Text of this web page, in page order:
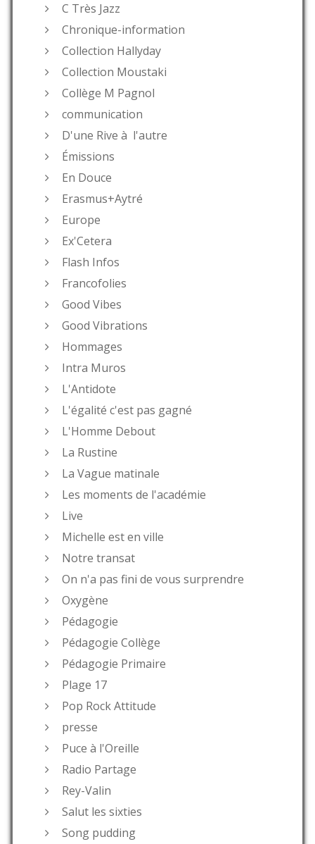
C Très Jazz
Chronique-information
Collection Hallyday
Collection Moustaki
Collège M Pagnol
communication
D'une Rive à l'autre
Émissions
En Douce
Erasmus+Aytré
Europe
Ex'Cetera
Flash Infos
Francofolies
Good Vibes
Good Vibrations
Hommages
Intra Muros
L'Antidote
L'égalité c'est pas gagné
L'Homme Debout
La Rustine
La Vague matinale
Les moments de l'académie
Live
Michelle est en ville
Notre transat
On n'a pas fini de vous surprendre
Oxygène
Pédagogie
Pédagogie Collège
Pédagogie Primaire
Plage 17
Pop Rock Attitude
presse
Puce à l'Oreille
Radio Partage
Rey-Valin
Salut les sixties
Song pudding